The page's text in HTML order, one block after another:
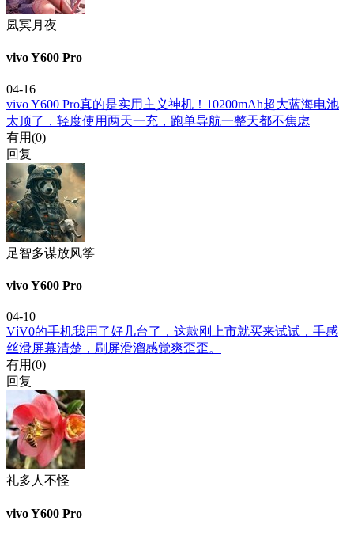
凨冥月夜
vivo Y600 Pro
04-16
vivo Y600 Pro真的是实用主义神机！10200mAh超大蓝海电池
太顶了，轻度使用两天一充，跑单导航一整天都不焦虑
有用(0)
回复
足智多谋放风筝
vivo Y600 Pro
04-10
VⅰV0的手机我用了好几台了，这款刚上市就买来试试，手感
丝滑屏幕清楚，刷屏滑溜感觉爽歪歪。
有用(0)
回复
礼多人不怪
vivo Y600 Pro